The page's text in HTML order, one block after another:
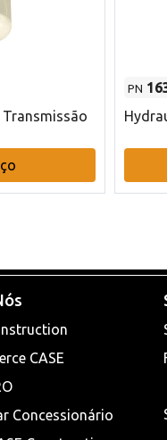
PN
CASE
Concessionário